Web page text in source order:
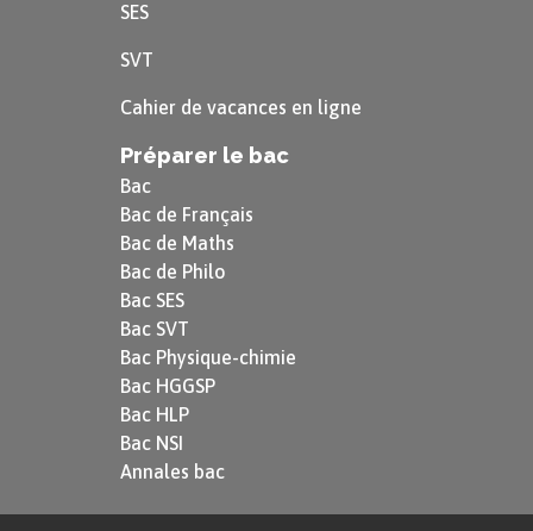
SES
SVT
Cahier de vacances en ligne
Préparer le bac
Bac
Bac de Français
Bac de Maths
Bac de Philo
Bac SES
Bac SVT
Bac Physique-chimie
Bac HGGSP
Bac HLP
Bac NSI
Annales bac